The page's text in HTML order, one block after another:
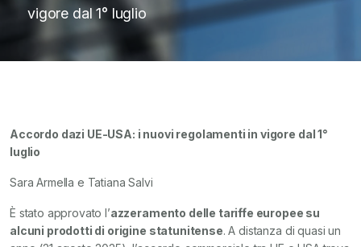
vigore dal 1° luglio
Accordo dazi UE-USA: i nuovi regolamenti in vigore dal 1°
luglio
Sara Armella e Tatiana Salvi
È stato approvato l’azzeramento delle tariffe europee su
alcuni prodotti di origine statunitense. A distanza di quasi un